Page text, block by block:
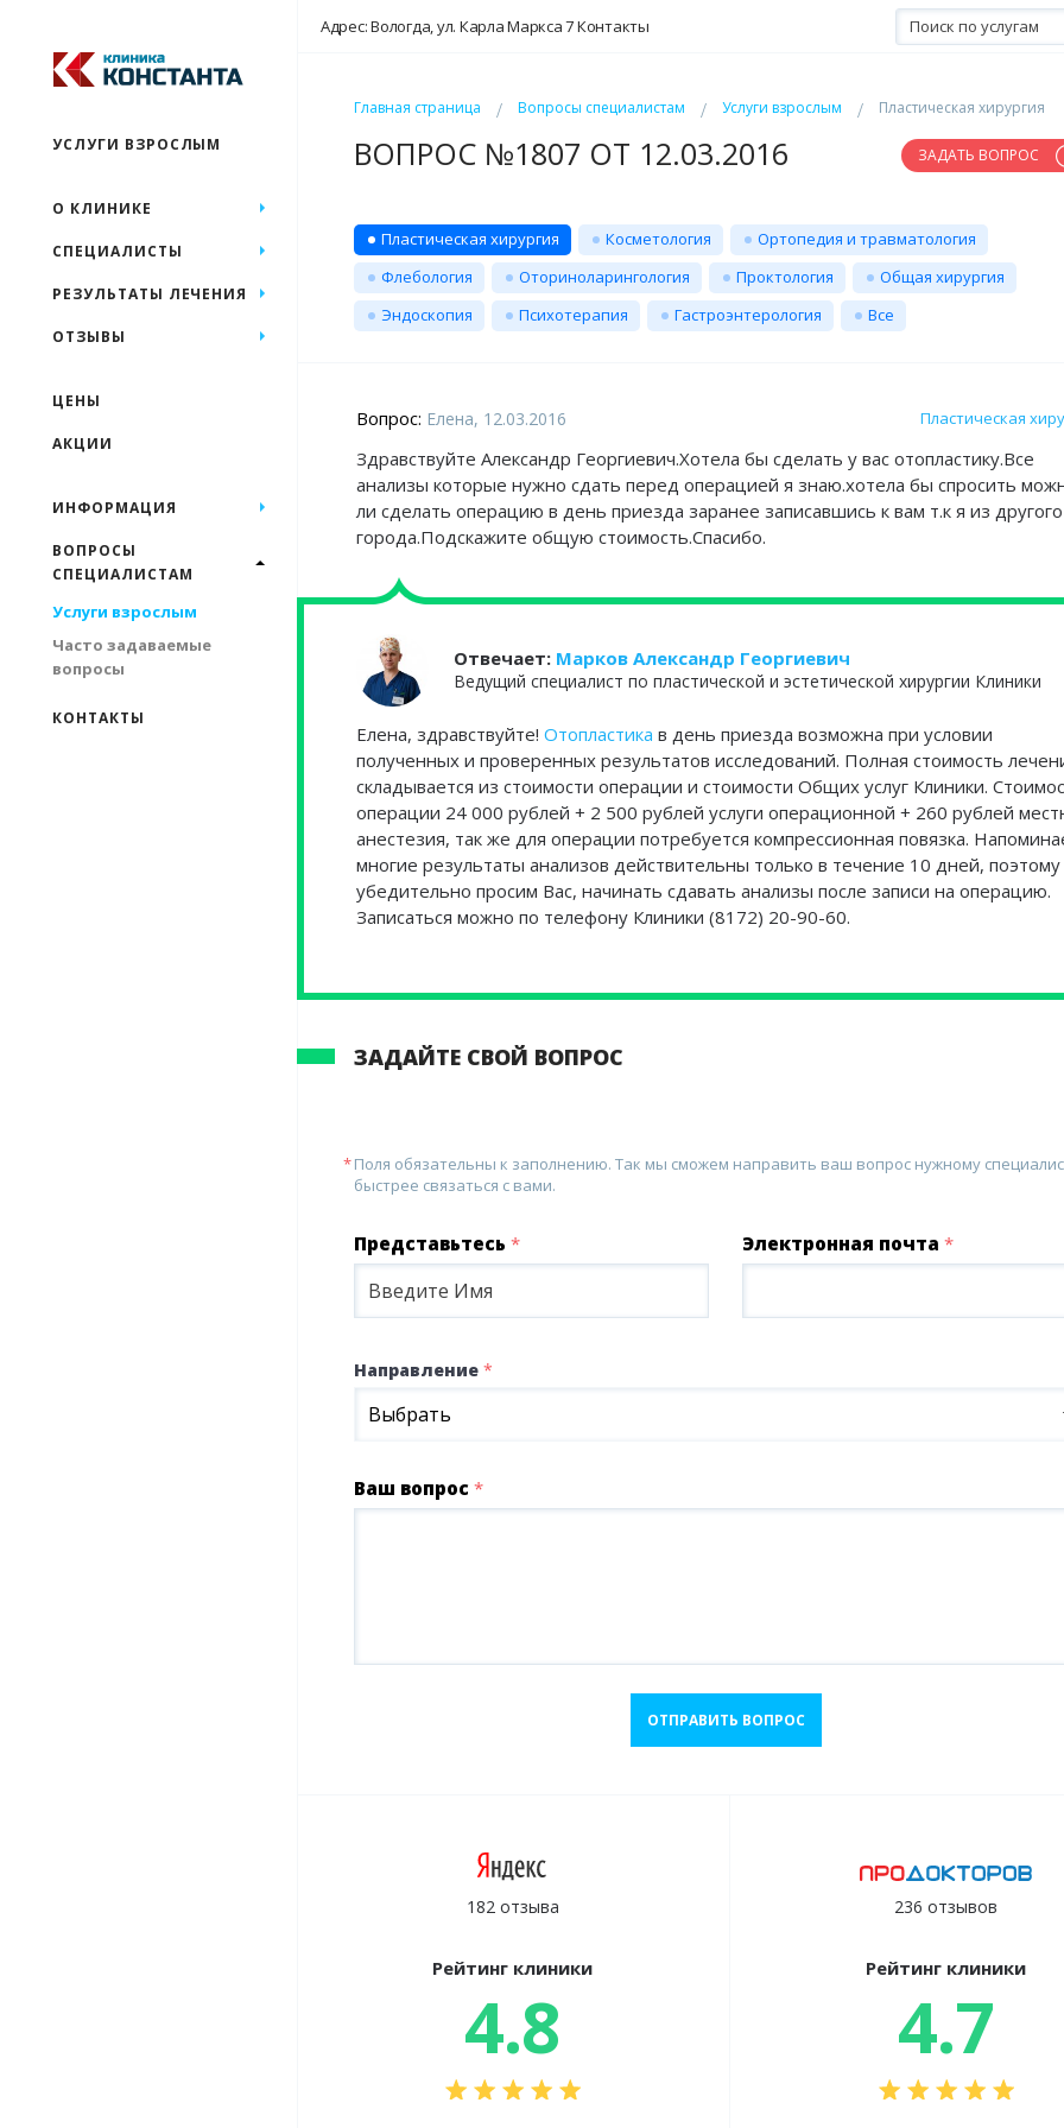
Адрес: Вологда, ул. Карла Маркса 7Контакты
Главная страница Вопросы специалистам Услуги взрослым Пластическая хирургия
ВОПРОС №1807 ОТ 12.03.2016 ЗАДАТЬ ВОПРОС
Пластическая хирургия Косметология
Ортопедия и травматология
Флебология
Оториноларингология Проктология
Общая хирургия
Эндоскопия
Психотерапия Гастроэнтерология Все
Вопрос: Елена, 12.03.2016 Пластическая
Здравствуйте Александр Георгиевич.Хотела бы сделать у вас отопластику.Все
анализы которые нужно сдать перед операцией я знаю.хотела бы спросить
ли сделать операцию в день приезда заранее записавшись к вам т.к я из другого
города.Подскажите общую стоимость.Спасибо.
Отвечает: Марков Александр Георгиевич
Ведущий специалист по пластической и эстетической хирургии Клиники
Елена, здравствуйте! Отопластика в день приезда возможна при условии
полученных и проверенных результатов исследований. Полная стоимость
складывается из стоимости операции и стоимости Общих услуг Клиники.
операции 24 000 рублей + 2 500 рублей услуги операционной + 260 рублей
анестезия, так же для операции потребуется компрессионная повязка.
многие результаты анализов действительны только в течение 10 дней, поэтому
убедительно просим Вас, начинать сдавать анализы после записи на операцию.
Записаться можно по телефону Клиники (8172) 20-90-60.
ЗАДАЙТЕ СВОЙ ВОПРОС
Поля обязательны к заполнению. Так мы сможем направить ваш вопрос нужному
быстрее связаться с вами.
Представьтесь * Электронная почта*
Направление *
Выбрать
Ваш вопрос *
ОТПРАВИТЬ ВОПРОС
182 отзыва
Рейтинг клиники
4.8
236 отзывов
Рейтинг клиники
4.7
УСЛУГИ ВЗРОСЛЫМ
О КЛИНИКЕ
СПЕЦИАЛИСТЫ
РЕЗУЛЬТАТЫ ЛЕЧЕНИЯ
ОТЗЫВЫ
ЦЕНЫ
АКЦИИ
ИНФОРМАЦИЯ
ВОПРОСЫ
СПЕЦИАЛИСТАМ
Услуги взрослым
Часто задаваемые
вопросы
КОНТАКТЫ